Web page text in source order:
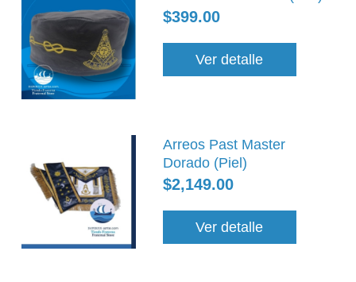
$399.00
Ver detalle
Arreos Past Master
Dorado (Piel)
$2,149.00
Ver detalle